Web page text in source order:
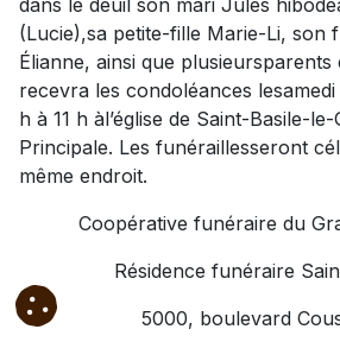
(Lucie),sa petite-fille Marie-Li, son
Élianne, ainsi que plusieursparents
recevra les condoléances lesamedi
h à 11 h àl’église de Saint-Basile-
Principale. Les funéraillesseront
même endroit.
Coopérative funéraire du
Résidence funéraire
5000, boulevard